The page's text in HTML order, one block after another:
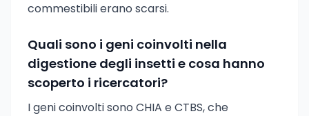
commestibili erano scarsi.
Quali sono i geni coinvolti nella
digestione degli insetti e cosa hanno
scoperto i ricercatori?
I geni coinvolti sono CHIA e CTBS, che